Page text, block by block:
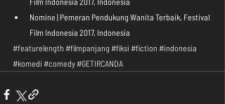
Nomine | Pemeran Pendukung Wanita Terbaik, Festival
Film Indonesia 2017, Indonesia
#featurelength #filmpanjang #fiksi #fiction #indonesia
#komedi #comedy#GETIRCANDA